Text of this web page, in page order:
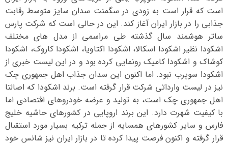
است که قرار است به زودی در سگمنت سدان سایز متوسط رقابت
جذابی را در بازار ایران آغاز کند. این در حالی است که شرکت پارس
ساتر هوشمند سال گذشته طی مراسمی از مدل های مختلف
اشکودا نظیر اشکودا اسکالا، اشکودا اکتاویا، اشکودا کاروک، اشکودا
کوشاک و اشکودا کامیک رونمایی کرده بود و در این لیست خبری از
اشکودا سوپرب نبود. اما اکنون این سدان جذاب اهل جمهوری چک
نیز در لیست وارداتی شرکت قرار گرفته است. برند اشکودا که اصالتا
اهل جمهوری چک است، به تولید و عرضه خودروهای اقتصادی اما
با کیفیت شهرت دارد. این برند اروپایی در کشورهای حاشیه خلیج
فارس و سایر کشورهای همسایه از جمله ترکیه بسیار مورد استقبال
قرار گرفته و اکنون فرصت پیدا کرده تا در بازار ایران نیز شانس خود